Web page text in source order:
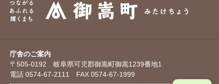
庁舎のご案内
〒505-0192 岐阜県可児郡御嵩町御嵩1239番地1
電話 0574-67-2111 FAX 0574-67-1999